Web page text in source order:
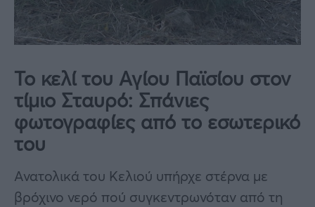
Το κελί του Αγίου Παϊσίου στον
τίμιο Σταυρό: Σπάνιες
φωτογραφίες από το εσωτερικό
του
Ανατολικά του Κελιού υπήρχε στέρνα με
βρόχινο νερό πού συγκεντρωνόταν από τη